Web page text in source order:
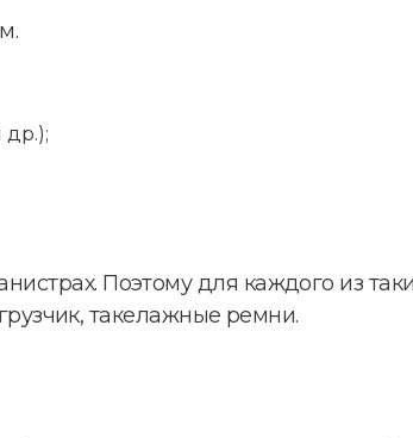
др.);
Поэтому для каждого из
такелажные ремни.